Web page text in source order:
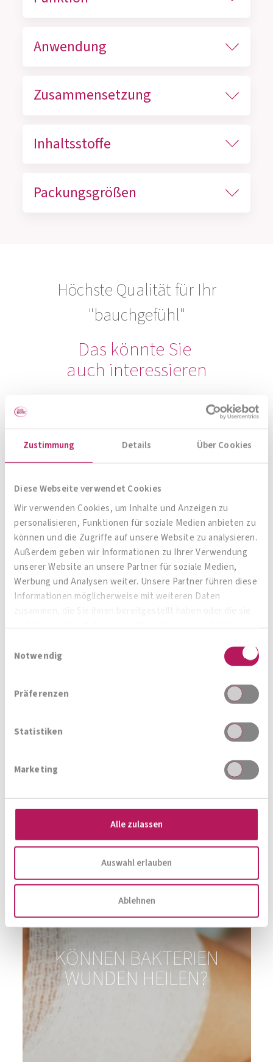
Zustimmung Details Über Cookies
Diese Webseite verwendet Cookies
Wir verwenden Cookies, um Inhalte und Anzeigen zu
personalisieren, Funktionen für soziale Medien anbieten zu
können und die Zugriffe auf unsere Website zu analysieren.
Außerdem geben wir Informationen zu Ihrer Verwendung
unserer Website an unsere Partner für soziale Medien,
Werbung und Analysen weiter. Unsere Partner führen diese
Informationen möglicherweise mit weiteren Daten
im Rahmen Ihrer Nutzung der Dienste gesammelt haben.
Notwendig
Präferenzen
Statistiken
Marketing
Alle zulassen
Auswahl erlauben
Ablehnen
Anwendung
Zusammensetzung
Inhaltsstoffe
Packungsgrößen
Höchste Qualität für Ihr
"bauchgefühl"
Das könnte Sie
auch interessieren
Zum Produktberater
Das Elixier für Ihre Verdauung
Zur Produktübersicht
Magazin, News, Blog
Immer auf den neusten Stand
Zur Gesamtübersicht